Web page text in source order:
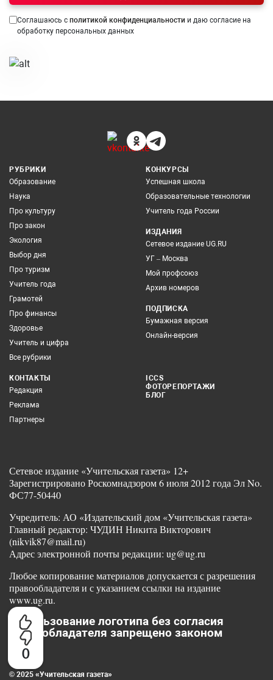
0
Соглашаюсь с политикой конфиденциальности и даю согласие на
обработку персональных данных
РУБРИКИ
Образование
Наука
Про культуру
Про закон
Экология
Выбор дня
Про туризм
Учитель года
Грамотей
Про финансы
Здоровье
Учитель и цифра
Все рубрики
КОНКУРСЫ
Успешная школа
Образовательные технологии
Учитель года России
ИЗДАНИЯ
Сетевое издание UG.RU
УГ – Москва
Мой профсоюз
Архив номеров
ПОДПИСКА
Бумажная версия
Онлайн-версия
КОНТАКТЫ
Редакция
Реклама
Партнеры
ICCS
ФОТОРЕПОРТАЖИ
БЛОГ
Сетевое издание «Учительская газета» 12+
Зарегистрировано Роскомнадзором 6 июля 2012 года Эл No.
ФС77-50440
Учредитель: АО «Издательский дом «Учительская газета»
Главный редактор: ЧУДИН Никита Викторович
(nikvik87@mail.ru)
Адрес электронной почты редакции: ug@ug.ru
Любое копирование материалов допускается с разрешения
правообладателя и с указанием ссылки на издание
www.ug.ru.
Использование логотипа без согласия
правообладателя запрещено законом
© 2025 «Учительская газета»